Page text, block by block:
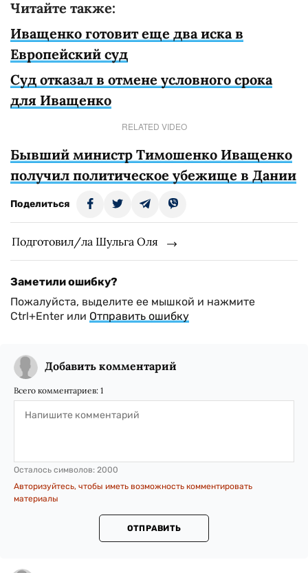
Читайте также:
Иващенко готовит еще два иска в
Европейский суд
Суд отказал в отмене условного срока
для Иващенко
RELATED VIDEO
Бывший министр Тимошенко Иващенко
получил политическое убежище в Дании
Поделиться
Подготовил/ла Шульга Оля
Заметили ошибку?
Пожалуйста, выделите ее мышкой и нажмите
Ctrl+Enter или Отправить ошибку
Добавить комментарий
Всего комментариев: 1
Осталось символов: 2000
Авторизуйтесь, чтобы иметь возможность комментировать
материалы
ОТПРАВИТЬ